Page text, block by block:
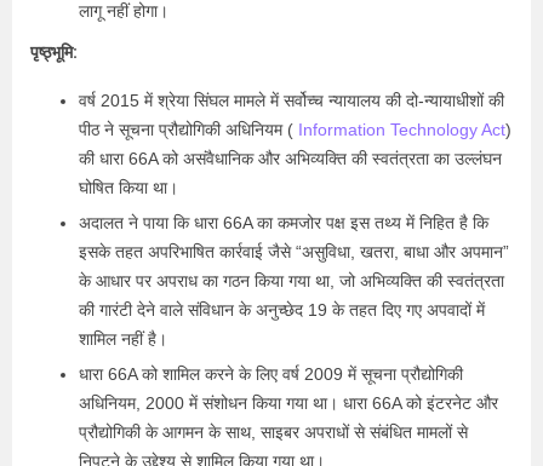
लागू नहीं होगा।
पृष्ठ्भूमि:
वर्ष 2015 में श्रेया सिंघल मामले में सर्वोच्च न्यायालय की दो-न्यायाधीशों की
पीठ ने सूचना प्रौद्योगिकी अधिनियम ( Information Technology Act)
की धारा 66A को असंवैधानिक और अभिव्यक्ति की स्वतंत्रता का उल्लंघन
घोषित किया था।
अदालत ने पाया कि धारा 66A का कमजोर पक्ष इस तथ्य में निहित है कि
इसके तहत अपरिभाषित कार्रवाई जैसे “असुविधा, खतरा, बाधा और अपमान”
के आधार पर अपराध का गठन किया गया था, जो अभिव्यक्ति की स्वतंत्रता
की गारंटी देने वाले संविधान के अनुच्छेद 19 के तहत दिए गए अपवादों में
शामिल नहीं है।
धारा 66A को शामिल करने के लिए वर्ष 2009 में सूचना प्रौद्योगिकी
अधिनियम, 2000 में संशोधन किया गया था। धारा 66A को इंटरनेट और
प्रौद्योगिकी के आगमन के साथ, साइबर अपराधों से संबंधित मामलों से
निपटने के उद्देश्य से शामिल किया गया था।